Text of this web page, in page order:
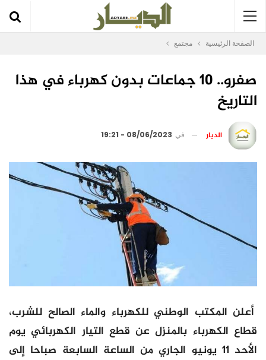
الصفحة الرئيسية مجتمع
صفرو.. 10 جماعات بدون كهرباء في هذا
التاريخ
الديار في 08/06/2023 - 19:21
أعلن المكتب الوطني للكهرباء والماء الصالح للشرب،
قطاع الكهرباء بالمنزل عن قطع التيار الكهربائي يوم
الأحد 11 يونيو الجاري من الساعة السابعة صباحا إلى